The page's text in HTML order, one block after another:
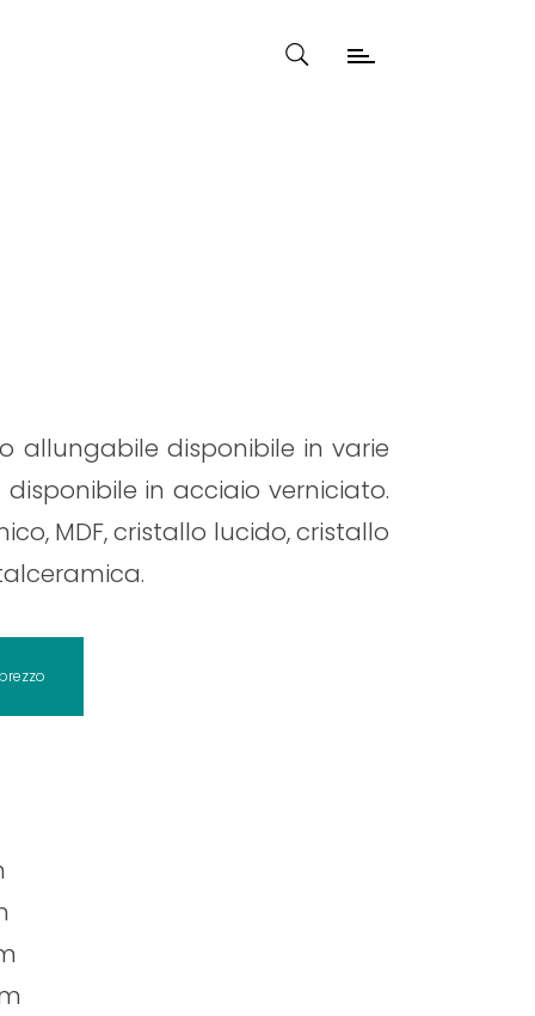
allungabile disponibile in varie
disponibile in acciaio verniciato.
MDF, cristallo lucido, cristallo